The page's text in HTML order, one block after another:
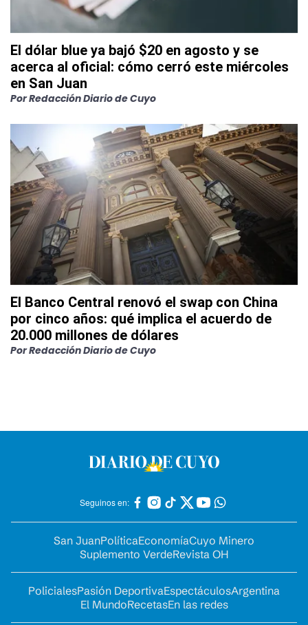
El dólar blue ya bajó $20 en agosto y se
acerca al oficial: cómo cerró este miércoles
en San Juan
PorRedacción Diario de Cuyo
El Banco Central renovó el swap con China
por cinco años: qué implica el acuerdo de
20.000 millones de dólares
PorRedacción Diario de Cuyo
Seguinos en:
San JuanPolíticaEconomíaCuyo Minero
Suplemento VerdeRevista OH
PolicialesPasión DeportivaEspectáculosArgentina
El MundoRecetasEn las redes